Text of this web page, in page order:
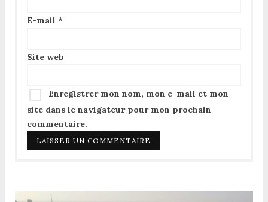
E-mail *
Site web
Enregistrer mon nom, mon e-mail et mon
site dans le navigateur pour mon prochain
commentaire.